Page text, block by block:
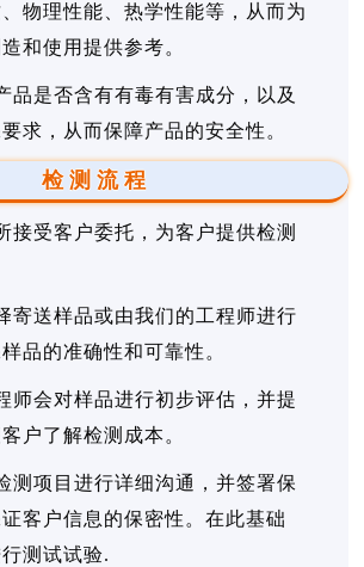
物理性能、热学性能等，从而为
和使用提供参考。
品是否含有有毒有害成分，以及
求，从而保障产品的安全性。
检测流程
接受客户委托，为客户提供检测
寄送样品或由我们的工程师进行
品的准确性和可靠性。
师会对样品进行初步评估，并提
户了解检测成本。
测项目进行详细沟通，并签署保
客户信息的保密性。在此基础
行测试试验.